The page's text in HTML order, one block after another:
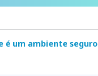
é um ambiente seguro